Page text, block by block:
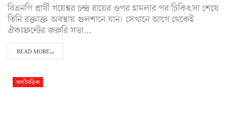
বিএনপি প্রার্থী গয়েশ্বর চন্দ্র রায়ের ওপর হামলার পর চিকিৎসা শেষে
তিনি রক্তাক্ত অবস্থায় গুলশানে যান। সেখানে আগে থেকেই
ঐক্যফ্রন্টের জরুরি সভা…
READ MORE...
অর্থনৈতিক